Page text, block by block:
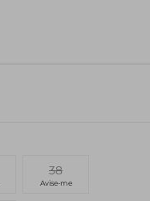
38
Avise-me